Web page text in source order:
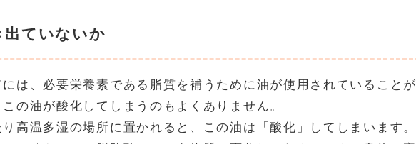
出ていないか
には、必要栄養素である脂質を補うために油が使用されていることが
の油が酸化してしまうのもよくありません。
高温多湿の場所に置かれると、この油は「酸化」してしまいます。